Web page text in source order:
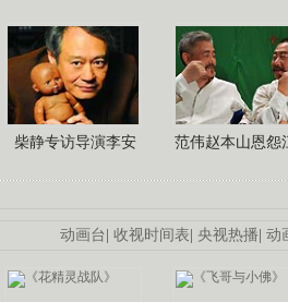
柴静专访导演李安 范伟赵本山恩怨
动画台| 收视时间表| 央视热播| 动